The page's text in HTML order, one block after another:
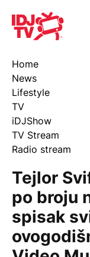
IDJ TV
Home
News
Lifestyle
TV
iDJShow
TV Stream
Radio stream
Tejlor
po broju
spisak